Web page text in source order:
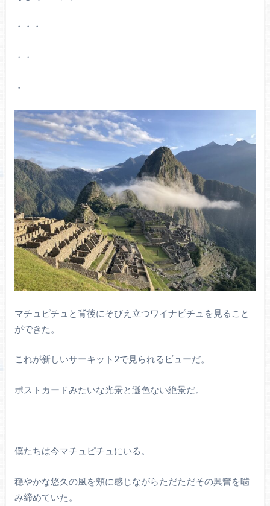
・・・
・・
・
マチュピチュと背後にそびえ立つワイナピチュを見ること
ができた。
これが新しいサーキット2で見られるビューだ。
ポストカードみたいな光景と遜色ない絶景だ。
僕たちは今マチュピチュにいる。
穏やかな悠久の風を頬に感じながらただただその興奮を噛
み締めていた。